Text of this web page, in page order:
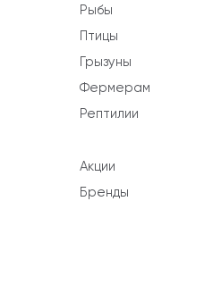
Рыбы
Птицы
Грызуны
Фермерам
Рептилии
Акции
Бренды